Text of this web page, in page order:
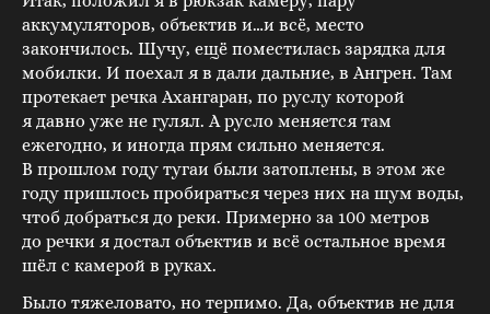
аккумуляторов, объектив и…и всё, место
закончилось. Шучу, ещё поместилась зарядка для
мобилки. И поехал я в дали дальние, в Ангрен. Там
протекает речка Ахангаран, по руслу которой
я давно уже не гулял. А русло меняется там
ежегодно, и иногда прям сильно меняется.
В прошлом году тугаи были затоплены, в этом же
году пришлось пробираться через них на шум воды,
чтоб добраться до реки. Примерно за 100 метров
до речки я достал объектив и всё остальное время
шёл с камерой в руках.
Было тяжеловато, но терпимо. Да, объектив не для